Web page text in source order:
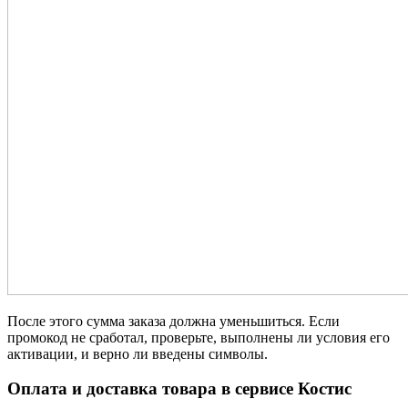
После этого сумма заказа должна уменьшиться. Если
промокод не сработал, проверьте, выполнены ли условия его
активации, и верно ли введены символы.
Оплата и доставка товара в сервисе Костис